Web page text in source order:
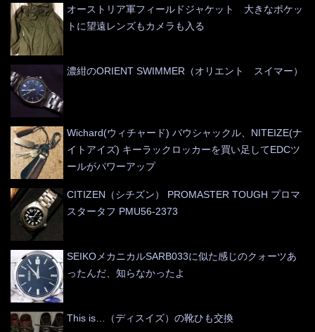
オーストリア軍フィールドジャケット 大きなポケッ
トに望遠レンズもカメラも入る
濃紺のORIENT SWIMMER（オリエント スイマー）
Wichard(ウィチャード) バウシャックル、NITEIZE(ナ
イトアイズ) キーラックロッカーを買い足してEDCツ
ールがパワーアップ
CITIZEN（シチズン） PROMASTER TOUGH プロマ
スタータフ PMU56-2373
SEIKOメカニカルSARB033に似た感じのクォーツあ
ったんだ、知らなかったよ
This is…（ディスイズ）の靴ひも交換